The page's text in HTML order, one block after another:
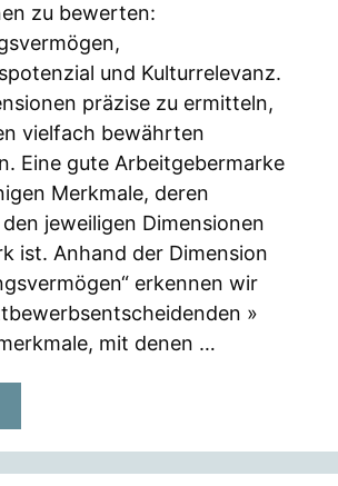
zu bewerten:
und Kulturrelevanz.
präzise zu ermitteln,
vielfach bewährten
Eine gute Arbeitgebermarke
Merkmale, deren
jeweiligen Dimensionen
ist. Anhand der Dimension
erkennen wir
»
mit denen …